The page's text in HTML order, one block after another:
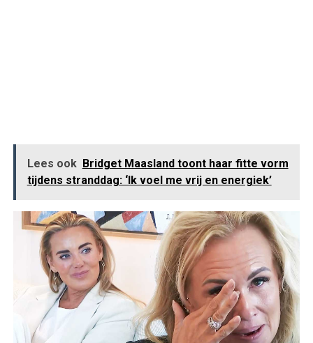
Lees ook Bridget Maasland toont haar fitte vorm
tijdens stranddag: ‘Ik voel me vrij en energiek’